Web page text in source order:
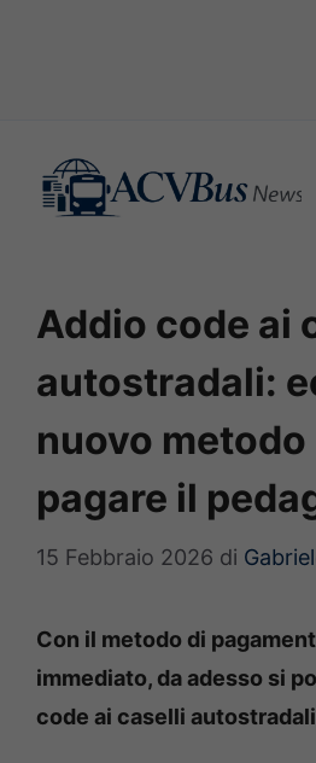
contenuto
Addio code ai
autostradali:
nuovo metodo
pagare il
15 Febbraio 2026 di
Con il metodo di
immediato, da adesso si
code ai caselli